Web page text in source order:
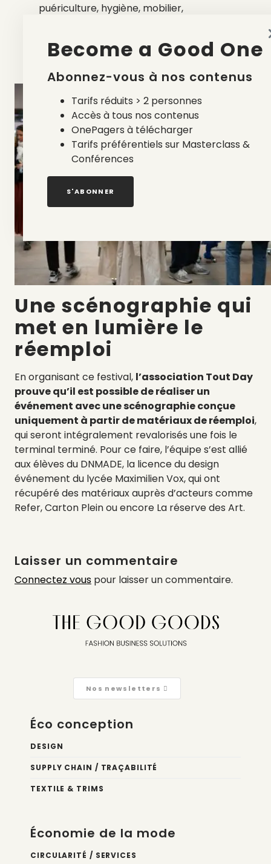
puériculture, hygiène, mobilier,
Vous amuser: live DJs, food et boissons
Une scénographie qui
met en lumière le
réemploi
En organisant ce festival, l’association Tout Day
prouve qu’il est possible de réaliser un
événement avec une scénographie conçue
uniquement à partir de matériaux de réemploi,
qui seront intégralement revalorisés une fois le
terminal terminé. Pour ce faire, l’équipe s’est allié
aux élèves du DNMADE, la licence du design
événement du lycée Maximilien Vox, qui ont
récupéré des matériaux auprès d’acteurs comme
Refer, Carton Plein ou encore La réserve des Art.
Laisser un commentaire
Connectez vous pour laisser un commentaire.
Nos newsletters
Éco conception
DESIGN
SUPPLY CHAIN / TRAÇABILITÉ
TEXTILE & TRIMS
Économie de la mode
CIRCULARITÉ / SERVICES
Become a Good One
Abonnez-vous à nos contenus
Tarifs réduits > 2 personnes
Accès à tous nos contenus
OnePagers à télécharger
Tarifs préférentiels sur Masterclass &
Conférences
S'ABONNER